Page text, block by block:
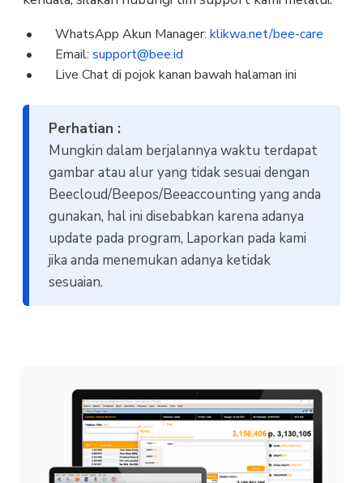
WhatsApp Akun Manager: klikwa.net/bee-care
Email: support@bee.id
Live Chat di pojok kanan bawah halaman ini
Perhatian :
Mungkin dalam berjalannya waktu terdapat
gambar atau alur yang tidak sesuai dengan
Beecloud/Beepos/Beeaccounting yang anda
gunakan, hal ini disebabkan karena adanya
update pada program, Laporkan pada kami
jika anda menemukan adanya ketidak
sesuaian.